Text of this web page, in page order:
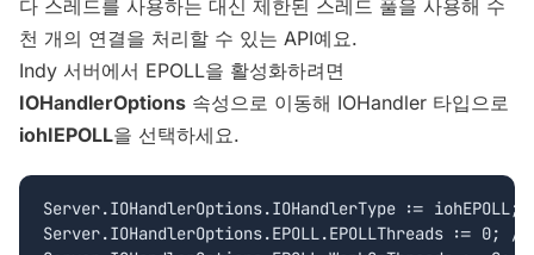
다 스레드를 사용하는 대신 제한된 스레드 풀을 사용해 수
천 개의 연결을 처리할 수 있는 API예요.
Indy 서버에서 EPOLL을 활성화하려면
IOHandlerOptions 속성으로 이동해 IOHandler 타입으로
iohIEPOLL을 선택하세요.
Server.IOHandlerOptions.IOHandlerType := iohEPOLL;
Server.IOHandlerOptions.EPOLL.EPOLLThreads :=